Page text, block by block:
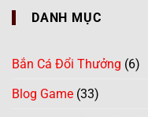
DANH MỤC
Bắn Cá Đổi Thưởng (6)
Blog Game (33)